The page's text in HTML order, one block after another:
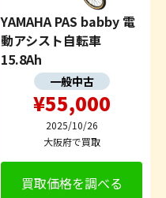
YAMAHA PAS babby 電
動アシスト自転車
15.8Ah
一般中古
¥55,000
2025/10/26
大阪府で買取
買取価格を調べる